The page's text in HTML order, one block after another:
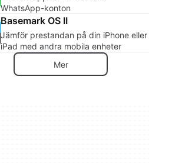
WhatsApp-konton
Basemark OS II
Jämför prestandan på din iPhone eller
iPad med andra mobila enheter
Mer